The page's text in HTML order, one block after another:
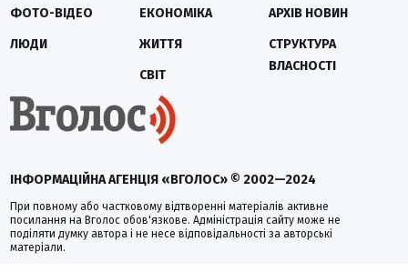
ІНФОРМАЦІЙНА АГЕНЦІЯ «ВГОЛОС» © 2002—2024
При повному або частковому відтворенні матеріалів активне
посилання на Вголос обов'язкове. Адміністрація сайту може не
поділяти думку автора і не несе відповідальності за авторські
матеріали.
ФОТО-ВІДЕО
ЛЮДИ
ЕКОНОМІКА
ЖИТТЯ
СВІТ
АРХІВ НОВИН
СТРУКТУРА
ВЛАСНОСТІ